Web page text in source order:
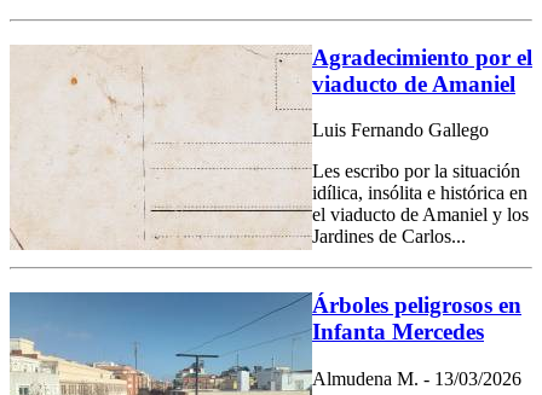
Agradecimiento por el
viaducto de Amaniel
Luis Fernando Gallego
Les escribo por la situación
idílica, insólita e histórica en
el viaducto de Amaniel y los
Jardines de Carlos...
Árboles peligrosos en
Infanta Mercedes
Almudena M. - 13/03/2026